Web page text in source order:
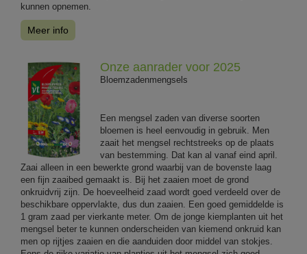
kunnen opnemen.
Meer info
Onze aanrader voor 2025
Bloemzadenmengsels
Een mengsel zaden van diverse soorten
bloemen is heel eenvoudig in gebruik. Men
zaait het mengsel rechtstreeks op de plaats
van bestemming. Dat kan al vanaf eind april.
Zaai alleen in een bewerkte grond waarbij van de bovenste laag
een fijn zaaibed gemaakt is. Bij het zaaien moet de grond
onkruidvrij zijn. De hoeveelheid zaad wordt goed verdeeld over de
beschikbare oppervlakte, dus dun zaaien. Een goed gemiddelde is
1 gram zaad per vierkante meter. Om de jonge kiemplanten uit het
mengsel beter te kunnen onderscheiden van kiemend onkruid kan
men op rijtjes zaaien en die aanduiden door middel van stokjes.